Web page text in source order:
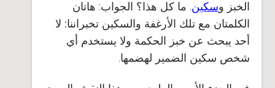
الخبز وسكين. ما كل هذا؟ الجواب: هاتان
الكلمتان مع تلك الأرغفة والسكين تخبراننا: لا
أحد يبحث عن خبز الحكمة ولا يستخدم أي
شخص سكين الضمير لهضمها.